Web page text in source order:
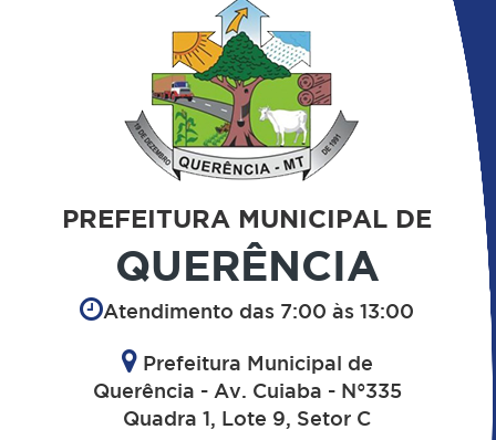
PREFEITURA MUNICIPAL DE
QUERÊNCIA
Atendimento das 7:00 às 13:00
Prefeitura Municipal de
Querência - Av. Cuiaba - N°335
Quadra 1, Lote 9, Setor C